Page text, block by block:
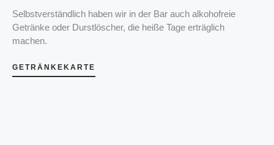
Selbstverständlich haben wir in der Bar auch alkohofreie
Getränke oder Durstlöscher, die heiße Tage erträglich
machen.
GETRÄNKEKARTE